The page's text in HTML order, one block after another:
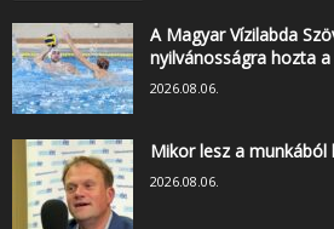
A Magyar Vízilabda
nyilvánosságra hozta
2026.08.06.
Mikor lesz a munkából
2026.08.06.